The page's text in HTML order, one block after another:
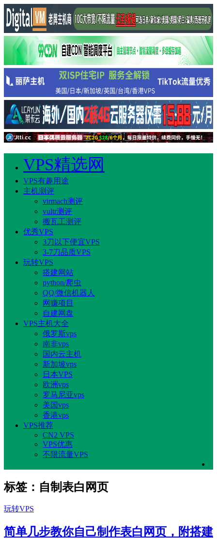
VPS精选网
VPS有趣用途
主机测评
virmach测评
vultr测评
搬瓦工测评
优秀VPS
3刀以下便宜VPS
3-7刀品质VPS
玩转VPS
搭建网站
python/爬虫
QQ/微信机器人
网赚项目
自建网盘
VPS主机大全
俄罗斯vps
南非vps
国内云主机
新加坡vps
日本VPS
欧洲vps
罗马尼亚vps
美国vps
香港vps
VPS推荐
CN2 VPS
VPS优惠
不限流量VPS
标签：自制表白网页
玩转VPS
简单几步教你自己制作表白网页，附搭建